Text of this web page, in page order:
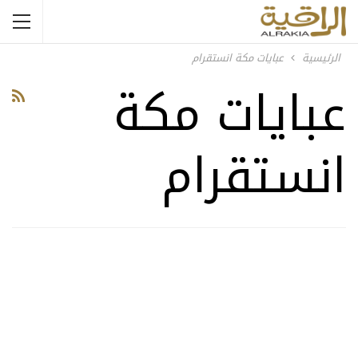
الرئيسية عبايات مكة انستقرام
عبايات مكة
انستقرام